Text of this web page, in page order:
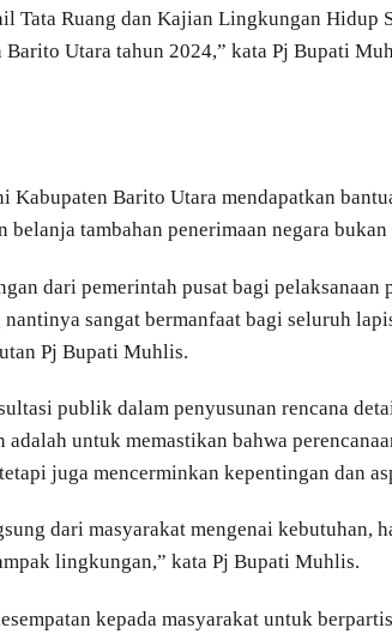
Tata Ruang dan Kajian Lingkungan Hidup
Utara tahun 2024,” kata Pj Bupati
Kabupaten Barito Utara mendapatkan
tambahan penerimaan negara bukan
dari pemerintah pusat bagi pelaksanaan
sangat bermanfaat bagi seluruh
Pj Bupati Muhlis.
publik dalam penyusunan rencana
untuk memastikan bahwa
juga mencerminkan kepentingan dan
dari masyarakat mengenai kebutuhan,
lingkungan,” kata Pj Bupati Muhlis.
kepada masyarakat untuk